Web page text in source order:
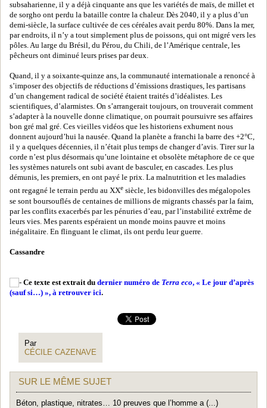
subsaharienne, il y a déjà cinquante ans que les variétés de maïs, de millet et
de sorgho ont perdu la bataille contre la chaleur. Dès 2040, il y a plus d’un
demi-siècle, la surface cultivée de ces céréales avait perdu 80%. Dans la mer,
par endroits, il n’y a tout simplement plus de poissons, qui ont migré vers les
pôles. Au large du Brésil, du Pérou, du Chili, de l’Amérique centrale, les
pêcheurs ont diminué leurs prises par deux.
Quand, il y a soixante-quinze ans, la communauté internationale a renoncé à
s’imposer des objectifs de réductions d’émissions drastiques, les partisans
d’un changement radical de société étaient traités d’idéalistes. Les
scientifiques, d’alarmistes. On s’arrangerait toujours, on trouverait comment
s’adapter à la nouvelle donne climatique, on pourrait poursuivre ses affaires
bon gré mal gré. Ces vieilles vidéos que les historiens exhument nous
donnent aujourd’hui la nausée. Quand la planète a franchi la barre des +2°C,
il y a quelques décennies, il n’était plus temps de changer d’avis. Tirer sur la
corde n’est plus désormais qu’une lointaine et obsolète métaphore de ce que
les systèmes naturels ont subi avant de basculer, en cascades. Les plus
démunis, les premiers, en ont payé le prix. La malnutrition et les maladies
ont regagné le terrain perdu au XXe siècle, les bidonvilles des mégalopoles
se sont boursouflés de centaines de millions de migrants chassés par la faim,
par les conflits exacerbés par les pénuries d’eau, par l’instabilité extrême de
leurs vies. Mes parents espéraient un monde moins pauvre et moins
inégalitaire. En flinguant le climat, ils ont perdu leur guerre.
Cassandre
Ce texte est extrait du dernier numéro de Terra eco, « Le jour d’après
(sauf si…) », à retrouver ici.
Par
CÉCILE CAZENAVE
SUR LE MÊME SUJET
Béton, plastique, nitrates… 10 preuves que l’homme a (...)